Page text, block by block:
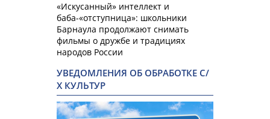
«Искусанный» интеллект и
баба-«отступница»: школьники
Барнаула продолжают снимать
фильмы о дружбе и традициях
народов России
УВЕДОМЛЕНИЯ ОБ ОБРАБОТКЕ С/
Х КУЛЬТУР